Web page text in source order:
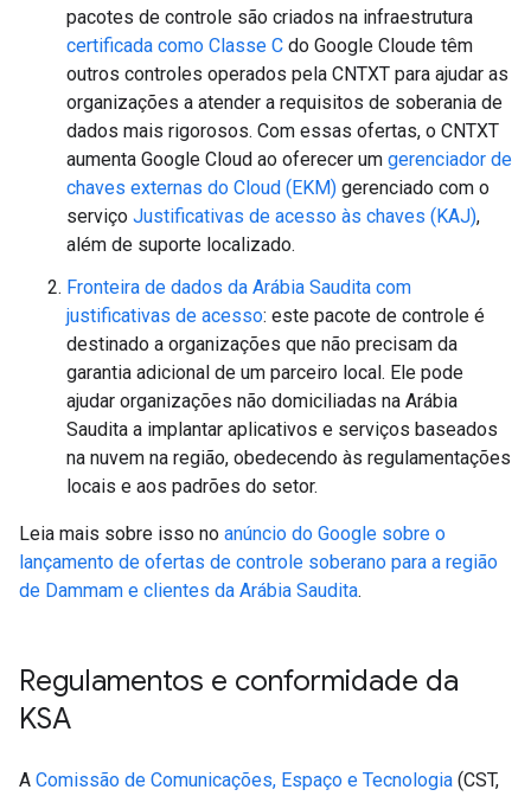
pacotes de controle são criados na infraestrutura
certificada como Classe C do Google Cloude têm
outros controles operados pela CNTXT para ajudar as
organizações a atender a requisitos de soberania de
dados mais rigorosos. Com essas ofertas, o CNTXT
aumenta Google Cloud ao oferecer um gerenciador de
chaves externas do Cloud (EKM) gerenciado com o
serviço Justificativas de acesso às chaves (KAJ),
além de suporte localizado.
Fronteira de dados da Arábia Saudita com
justificativas de acesso: este pacote de controle é
destinado a organizações que não precisam da
garantia adicional de um parceiro local. Ele pode
ajudar organizações não domiciliadas na Arábia
Saudita a implantar aplicativos e serviços baseados
na nuvem na região, obedecendo às regulamentações
locais e aos padrões do setor.
Leia mais sobre isso no anúncio do Google sobre o
lançamento de ofertas de controle soberano para a região
de Dammam e clientes da Arábia Saudita.
Regulamentos e conformidade da
KSA
A Comissão de Comunicações, Espaço e Tecnologia (CST,